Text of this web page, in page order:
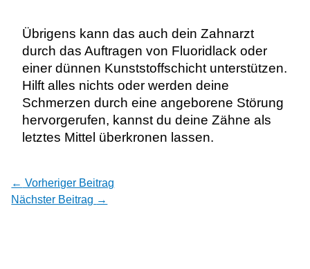
Übrigens kann das auch dein Zahnarzt
durch das Auftragen von Fluoridlack oder
einer dünnen Kunststoffschicht unterstützen.
Hilft alles nichts oder werden deine
Schmerzen durch eine angeborene Störung
hervorgerufen, kannst du deine Zähne als
letztes Mittel überkronen lassen.
← Vorheriger Beitrag
Nächster Beitrag →